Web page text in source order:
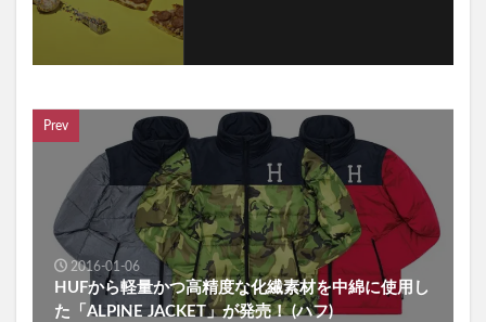
Prev
2016-01-06
HUFから軽量かつ高精度な化繊素材を中綿に使用し
た「ALPINE JACKET」が発売！ (ハフ)